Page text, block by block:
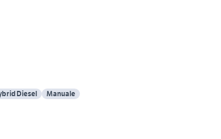
Diesel
Manuale